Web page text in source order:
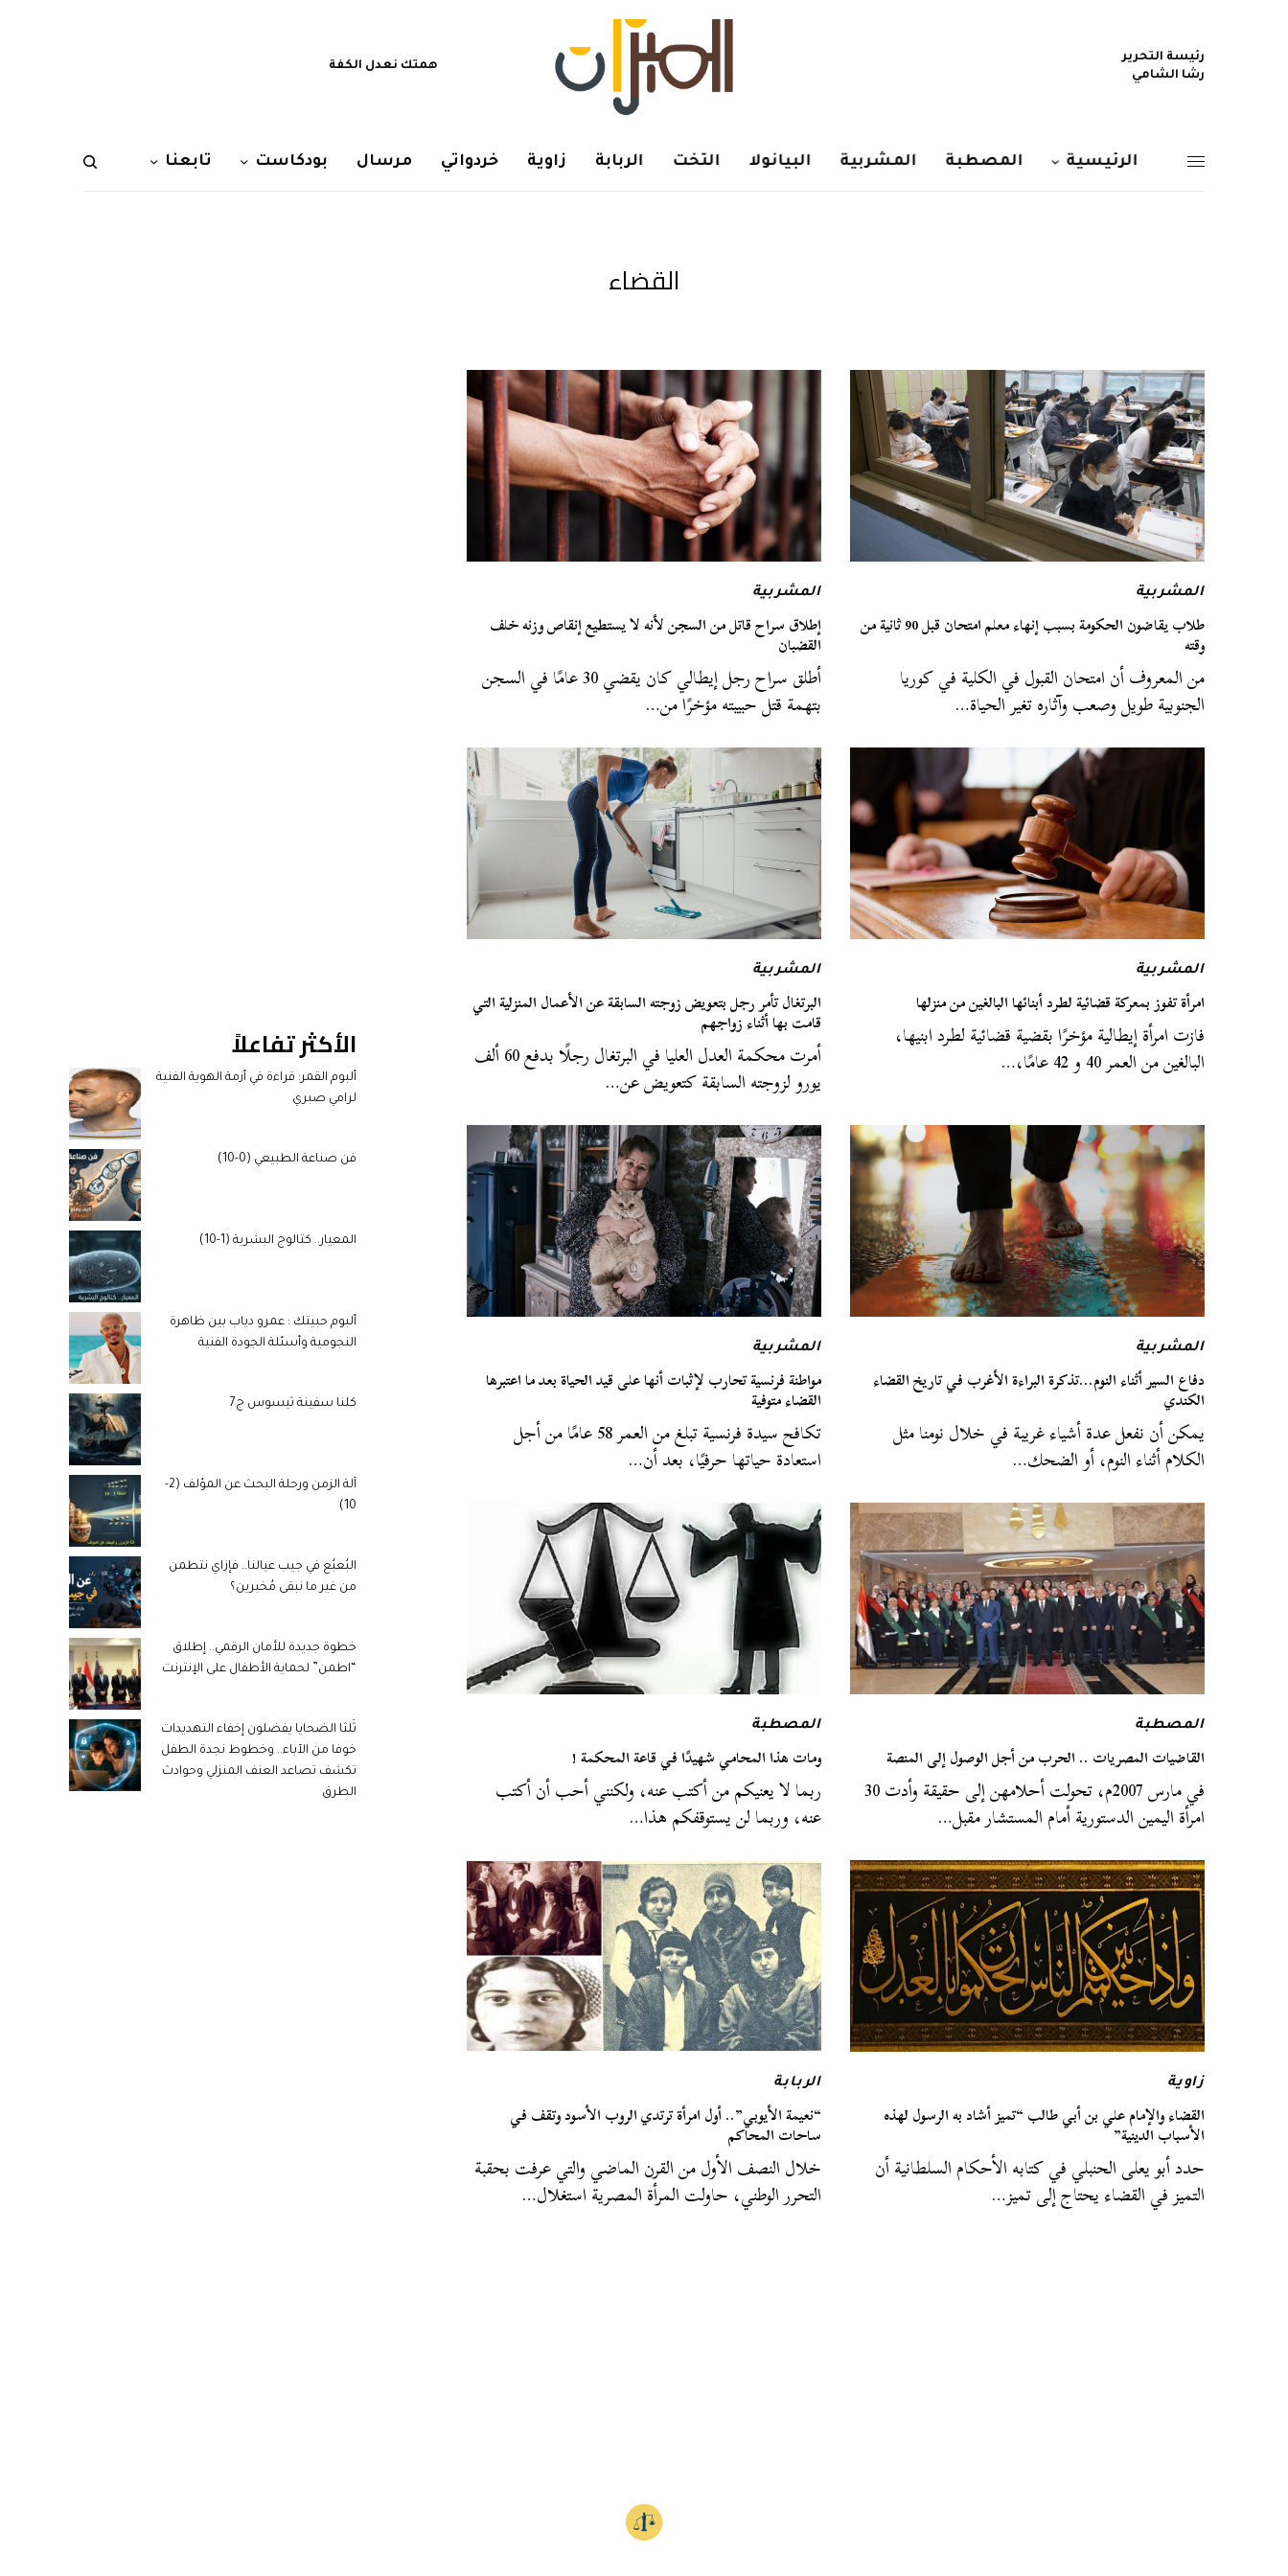
رئيسة التحرير
رشا الشامي
همتك نعدل الكفة
الرئيسية المصطبة المشربية البيانولا التخت الربابة زاوية خردواتي مرسال بودكاست تابعنا
القضاء
المشربية
طلاب يقاضون الحكومة بسبب إنهاء معلم امتحان قبل 90 ثانية من
وقته
من المعروف أن امتحان القبول في الكلية في كوريا
الجنوبية طويل وصعب وآثاره تغير الحياة…
المشربية
إطلاق سراح قاتل من السجن لأنه لا يستطيع إنقاص وزنه خلف
القضبان
أطلق سراح رجل إيطالي كان يقضي 30 عامًا في السجن
بتهمة قتل حبيبته مؤخرًا من…
المشربية
امرأة تفوز بمعركة قضائية لطرد أبنائها البالغين من منزلها
فازت امرأة إيطالية مؤخرًا بقضية قضائية لطرد ابنيها،
البالغين من العمر 40 و 42 عامًا،…
المشربية
البرتغال تأمر رجل بتعويض زوجته السابقة عن الأعمال المنزلية التي
قامت بها أثناء زواجهم
أمرت محكمة العدل العليا في البرتغال رجلًا بدفع 60 ألف
يورو لزوجته السابقة كتعويض عن…
المشربية
دفاع السير أثناء النوم…تذكرة البراءة الأغرب في تاريخ القضاء
الكندي
يمكن أن نفعل عدة أشياء غريبة في خلال نومنا مثل
الكلام أثناء النوم، أو الضحك…
المشربية
مواطنة فرنسية تحارب لإثبات أنها على قيد الحياة بعد ما اعتبرها
القضاء متوفية
تكافح سيدة فرنسية تبلغ من العمر 58 عامًا من أجل
استعادة حياتها حرفيًا، بعد أن…
المصطبة
القاضيات المصريات .. الحرب من أجل الوصول إلى المنصة
في مارس 2007م، تحولت أحلامهن إلى حقيقة وأدت 30
امرأة اليمين الدستورية أمام المستشار مقبل…
المصطبة
ومات هذا المحامي شهيدًا في قاعة المحكمة !
ربما لا يعنيكم من أكتب عنه، ولكنني أحب أن أكتب
عنه، وربما لن يستوقفكم هذا…
زاوية
القضاء والإمام علي بن أبي طالب “تميز أشاد به الرسول لهذه
الأسباب الدينية”
حدد أبو يعلى الحنبلي في كتابه الأحكام السلطانية أن
التميز في القضاء يحتاج إلى تميز…
الربابة
“نعيمة الأيوبي”.. أول امرأة ترتدي الروب الأسود وتقف في
ساحات المحاكم
خلال النصف الأول من القرن الماضي والتي عرفت بحقبة
التحرر الوطني، حاولت المرأة المصرية استغلال…
الأكثر تفاعلاً
ألبوم القمر: قراءة في أزمة الهوية الفنية
لرامي صبري
فن صناعة الطبيعي (0-10)
المعيار.. كتالوج البشرية (1-10)
ألبوم حبيتك : عمرو دياب بين ظاهرة
النجومية وأسئلة الجودة الفنية
كلنا سفينة ثيسوس ج7
آلة الزمن ورحلة البحث عن المؤلف (2-
10)
البُعبُع في جيب عيالنا.. فإزاي نتطمن
من غير ما نبقى مُخبرين؟
خطوة جديدة للأمان الرقمي.. إطلاق
“اطمن” لحماية الأطفال على الإنترنت
ثُلثا الضحايا يفضلون إخفاء التهديدات
خوفا من الآباء.. وخطوط نجدة الطفل
تكشف تصاعد العنف المنزلي وحوادث
الطرق